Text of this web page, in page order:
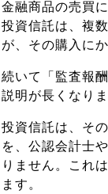
金融商品の売買
投資信託は、複
が、その購入に
続いて「監査報
説明が長くなり
投資信託は、そ
を、公認会計士
りません。これ
ます。